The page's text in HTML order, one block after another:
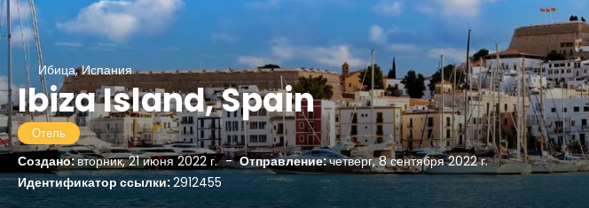
Ибица, Испания
Ibiza Island, Spain
Отель
Создано:вторник, 21 июня 2022 г. - Отправление:четверг, 8 сентября 2022 г.
Идентификатор ссылки:2912455